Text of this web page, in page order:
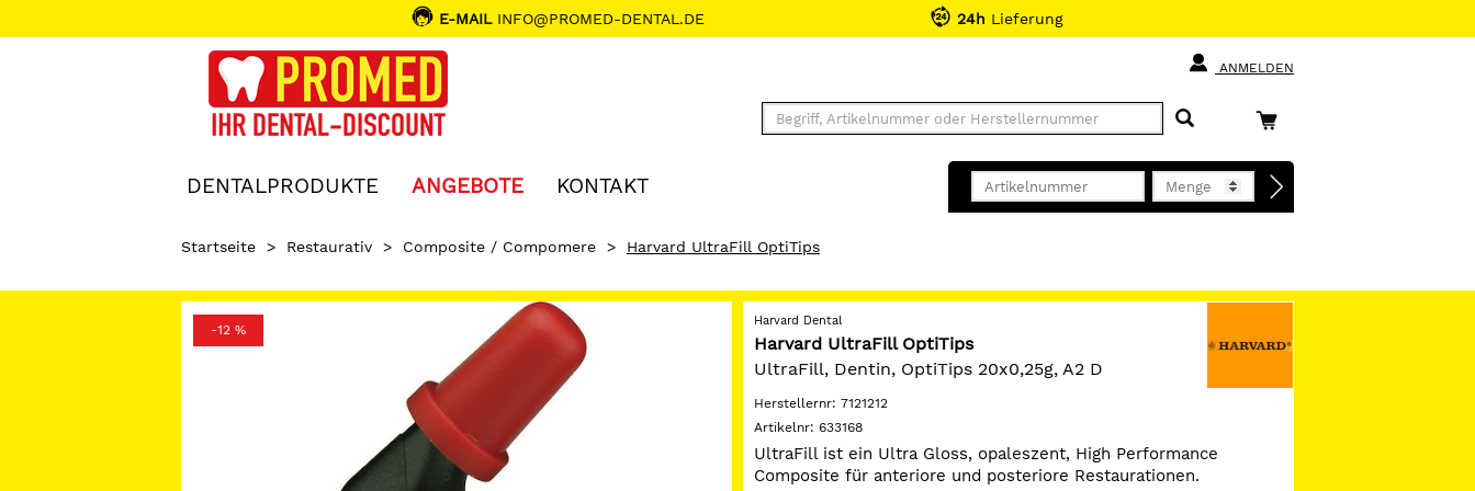
E-MAILINFO@PROMED-DENTAL.DE 24h Lieferung
ANMELDEN
DENTALPRODUKTE ANGEBOTE KONTAKT
Startseite > Restaurativ > Composite / Compomere > Harvard UltraFill OptiTips
-12 %
Harvard Dental
Harvard UltraFill OptiTips
UltraFill, Dentin, OptiTips 20x0,25g, A2 D
Herstellernr: 7121212
Artikelnr: 633168
UltraFill ist ein Ultra Gloss, opaleszent, High Performance
Composite für anteriore und posteriore Restaurationen.